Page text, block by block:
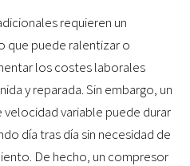
requieren un
que puede ralentizar o
los costes laborales
y reparada. Sin embargo, un
variable puede durar
día tras día sin necesidad de
De hecho, un compresor